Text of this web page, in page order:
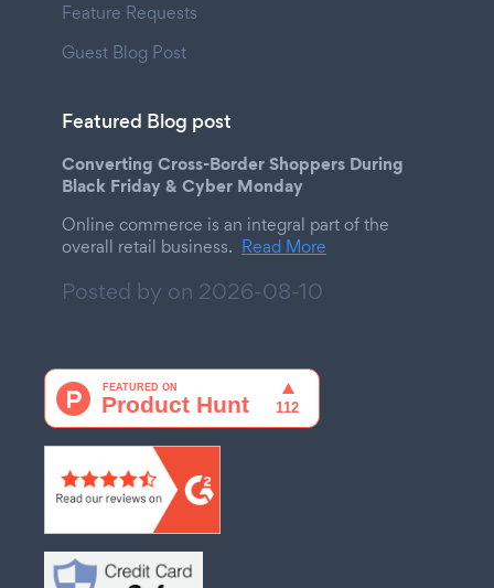
Feature Requests
Guest Blog Post
Featured Blog post
Converting Cross-Border Shoppers During
Black Friday & Cyber Monday
Online commerce is an integral part of the
overall retail business. Read More
Posted by on 2026-08-10